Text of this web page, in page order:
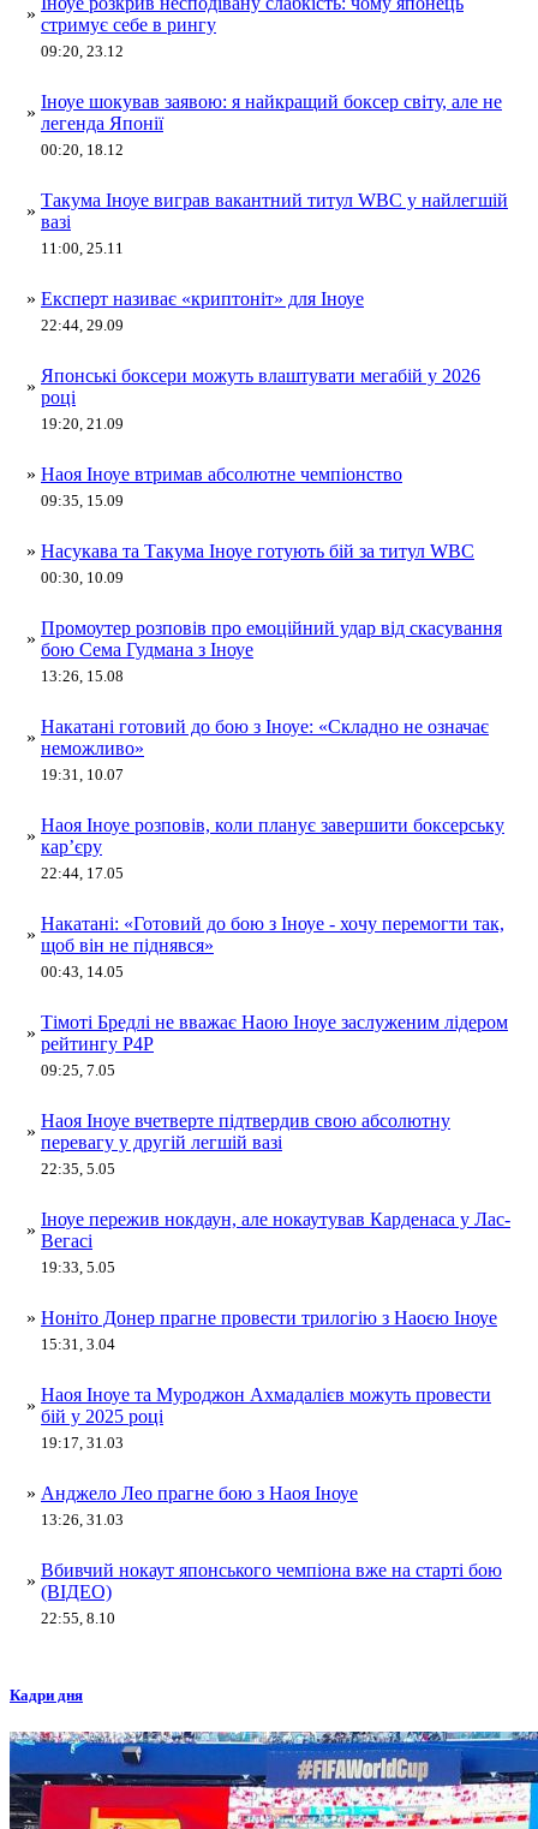
»
стримує себе в рингу
09:20, 23.12
»
Іноуе шокував заявою: я найкращий боксер світу, але не
легенда Японії
00:20, 18.12
»
Такума Іноуе виграв вакантний титул WBC у найлегшій
вазі
11:00, 25.11
» Експерт називає «криптоніт» для Іноуе
22:44, 29.09
»
Японські боксери можуть влаштувати мегабій у 2026
році
19:20, 21.09
» Наоя Іноуе втримав абсолютне чемпіонство
09:35, 15.09
» Насукава та Такума Іноуе готують бій за титул WBC
00:30, 10.09
»
Промоутер розповів про емоційний удар від скасування
бою Сема Гудмана з Іноуе
13:26, 15.08
»
Накатані готовий до бою з Іноуе: «Складно не означає
неможливо»
19:31, 10.07
»
Наоя Іноуе розповів, коли планує завершити боксерську
кар’єру
22:44, 17.05
»
Накатані: «Готовий до бою з Іноуе - хочу перемогти так,
щоб він не піднявся»
00:43, 14.05
»
Тімоті Бредлі не вважає Наою Іноуе заслуженим лідером
рейтингу P4P
09:25, 7.05
»
Наоя Іноуе вчетверте підтвердив свою абсолютну
перевагу у другій легшій вазі
22:35, 5.05
»
Іноуе пережив нокдаун, але нокаутував Карденаса у Лас-
Вегасі
19:33, 5.05
» Ноніто Донер прагне провести трилогію з Наоєю Іноуе
15:31, 3.04
»
Наоя Іноуе та Муроджон Ахмадалієв можуть провести
бій у 2025 році
19:17, 31.03
» Анджело Лео прагне бою з Наоя Іноуе
13:26, 31.03
»
Вбивчий нокаут японського чемпіона вже на старті бою
(ВІДЕО)
22:55, 8.10
Кадри дня